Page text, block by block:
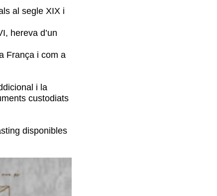
al segle XIX i
hereva d’un
França i com a
i la
custodiats
disponibles